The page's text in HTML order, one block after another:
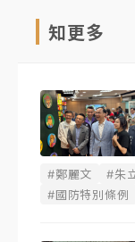
知更多
#鄭麗文 #朱
#國防特別條例